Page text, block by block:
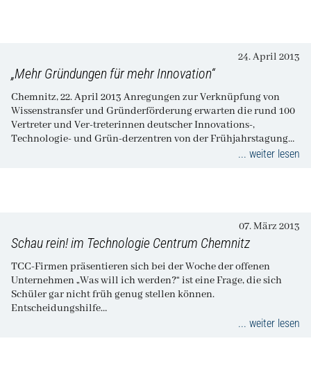
24. April 2013
„Mehr Gründungen für mehr Innovation“
Chemnitz, 22. April 2013 Anregungen zur Verknüpfung von
Wissenstransfer und Gründerförderung erwarten die rund 100
Vertreter und Ver-treterinnen deutscher Innovations-,
Technologie- und Grün-derzentren von der Frühjahrstagung
... weiter lesen
07. März 2013
Schau rein! im Technologie Centrum Chemnitz
TCC-Firmen präsentieren sich bei der Woche der offenen
Unternehmen „Was will ich werden?“ ist eine Frage, die sich
Schüler gar nicht früh genug stellen können.
Entscheidungshilfe…
... weiter lesen